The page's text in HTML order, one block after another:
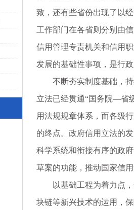
致，还有些省份出现了以
工作部门在各省则分别由
信用管理专责机关和信用
发展的基础性事项，是行
不断夯实制度基础，持
立法已经贯通“国务院—省
用法规规章体系，而各级
的终点。政府信用立法的
科学系统和衔接有序的政
草案的功能，推动国家信
以基础工程为着力点，
块链等新兴技术的运用，